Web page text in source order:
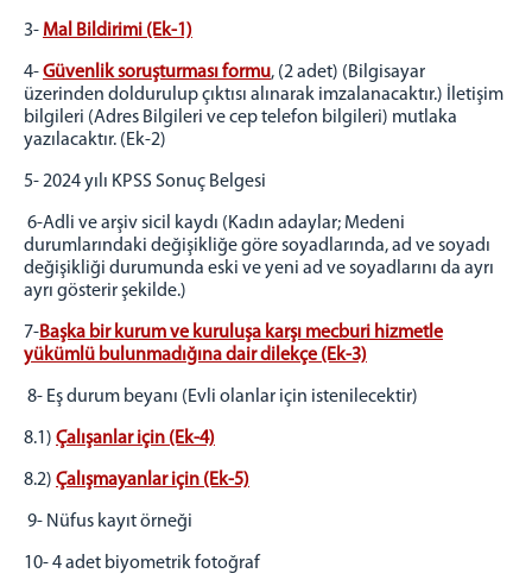
3- Mal Bildirimi (Ek-1)
4-Güvenlik soruşturması formu, (2 adet) (Bilgisayar
üzerinden doldurulup çıktısı alınarak imzalanacaktır.) İletişim
bilgileri (Adres Bilgileri ve cep telefon bilgileri) mutlaka
yazılacaktır. (Ek-2)
5- 2024 yılı KPSS Sonuç Belgesi
6-Adli ve arşiv sicil kaydı (Kadın adaylar; Medeni
durumlarındaki değişikliğe göre soyadlarında, ad ve soyadı
değişikliği durumunda eski ve yeni ad ve soyadlarını da ayrı
ayrı gösterir şekilde.)
7-Başka bir kurum ve kuruluşa karşı mecburi hizmetle
yükümlü bulunmadığına dair dilekçe (Ek-3)
8- Eş durum beyanı (Evli olanlar için istenilecektir)
8.1) Çalışanlar için (Ek-4)
8.2) Çalışmayanlar için (Ek-5)
9- Nüfus kayıt örneği
10- 4 adet biyometrik fotoğraf